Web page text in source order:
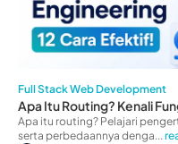
Full Stack Web Development
Apa Itu Routing? Kenali
Apa itu routing? Pelajari
serta perbedaannya denga...